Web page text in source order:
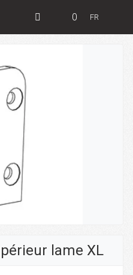
0 FR
lame XL